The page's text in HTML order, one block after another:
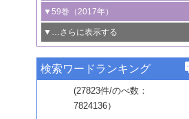
5号 ゼオライトの合成と応用における研
究動向
6号 ヘテロ接合界面
B号 第135回触媒討論会（2025年）
5号 単原子触媒
6号 参照触媒委員会からのお知らせ
B号 第133回触媒討論会（2023年）
触媒反応
5号 生体触媒によるエネルギー変換反応
6号 窒素とリンの循環のための触媒・機
能性材料
4号 若手による情報発信企画～とびたて
若き触媒の研究者たち～（1）
若き触媒の研究者たち～（2）
6号 石油のノーブル・ユースを志向した
触媒技術
換反応
4号 多孔質材料を用いた触媒の新展開
5号 情報学的手法を用いた触媒開発
6号 カーボンニュートラルに向けた電解
技術
B号 第127回触媒討論会（2021年・オン
ライン開催(Zoom)のみ）
2号 機能化学品製造に資するクリーンな
触媒的酸化反応
3号 水処理のための触媒化学
4号 光触媒を用いた水分解の最新の研究
動向
5号 次世代の触媒プロセスを支えるマイ
ス開発
2号 CO2 フリー水素サプライチェーンに
関わる触媒開発動向
3号 精密高分子合成に関する最近の研究
動向
4号 バイオマス化成品製造のための触媒
1号 固体酸触媒の最新の研究動向
2号 二酸化炭素からの有用化学品合成
3号 ナノ粒子・クラスター触媒の最前線
4号 60周年記念企画
5号 進化するゼオライト合成技術
6号 非貴金属系触媒における電気化学的
▼59巻（2017年）
1号 いたるところに，触媒
最先端技術
3号 無機分離膜材料の開発と触媒反応プ
ロセスへの適用
▼…さらに表示する
1号 ユニークな構造の高分子を生み出す触
2号 リグニンからの化成品製造に向けた触
▼57巻（2015年）
1号 水素キャリアにかかわる触媒技術の新
▼56巻（2014年）
検索ワードランキング
(27823件/のべ数：
7824136）